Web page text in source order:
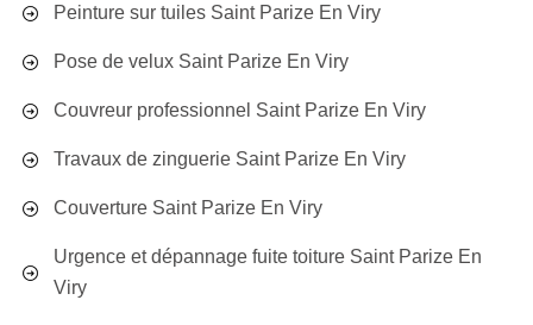
Peinture sur tuiles Saint Parize En Viry
Pose de velux Saint Parize En Viry
Couvreur professionnel Saint Parize En Viry
Travaux de zinguerie Saint Parize En Viry
Couverture Saint Parize En Viry
Urgence et dépannage fuite toiture Saint Parize En
Viry